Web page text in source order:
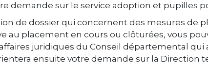
demande sur le service adoption et pupilles
de dossier qui concernent des mesures de
au placement en cours ou clôturées, vous
juridiques du Conseil départemental qui
ensuite votre demande sur la Direction